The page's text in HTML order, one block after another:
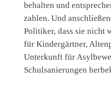
behalten und
zahlen. Und
Politiker, dass sie nicht
für Kindergärtner,
Unterkunft für
Schulsanierungen